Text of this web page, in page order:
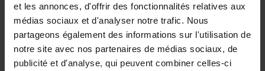
et les annonces, d'offrir des fonctionnalités relatives aux
médias sociaux et d'analyser notre trafic. Nous
partageons également des informations sur l'utilisation de
notre site avec nos partenaires de médias sociaux, de
publicité et d'analyse, qui peuvent combiner celles-ci
Mon compte
Se connecter